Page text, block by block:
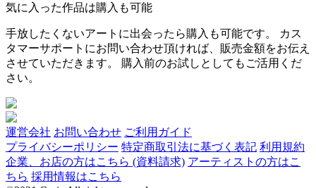
気に入った作品は購入も可能
手放したくないアートに出会ったら購入も可能です。 カス
タマーサポートにお問い合わせ頂ければ、販売金額をお伝え
させていただきます。 購入前のお試しとしてもご活用くだ
さい。
運営会社 お問い合わせ ご利用ガイド
プライバシーポリシー 特定商取引法に基づく表記 利用規約
企業、お店の方はこちら (資料請求) アーティストの方はこ
ちら 採用情報はこちら